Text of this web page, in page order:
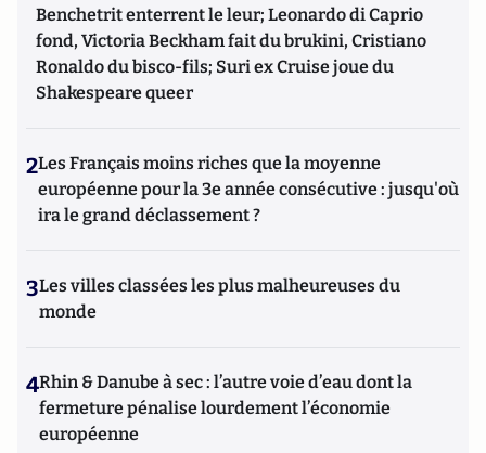
Benchetrit enterrent le leur; Leonardo di Caprio
fond, Victoria Beckham fait du brukini, Cristiano
Ronaldo du bisco-fils; Suri ex Cruise joue du
Shakespeare queer
2Les Français moins riches que la moyenne
européenne pour la 3e année consécutive : jusqu'où
ira le grand déclassement ?
3Les villes classées les plus malheureuses du
monde
4Rhin & Danube à sec : l’autre voie d’eau dont la
fermeture pénalise lourdement l’économie
européenne